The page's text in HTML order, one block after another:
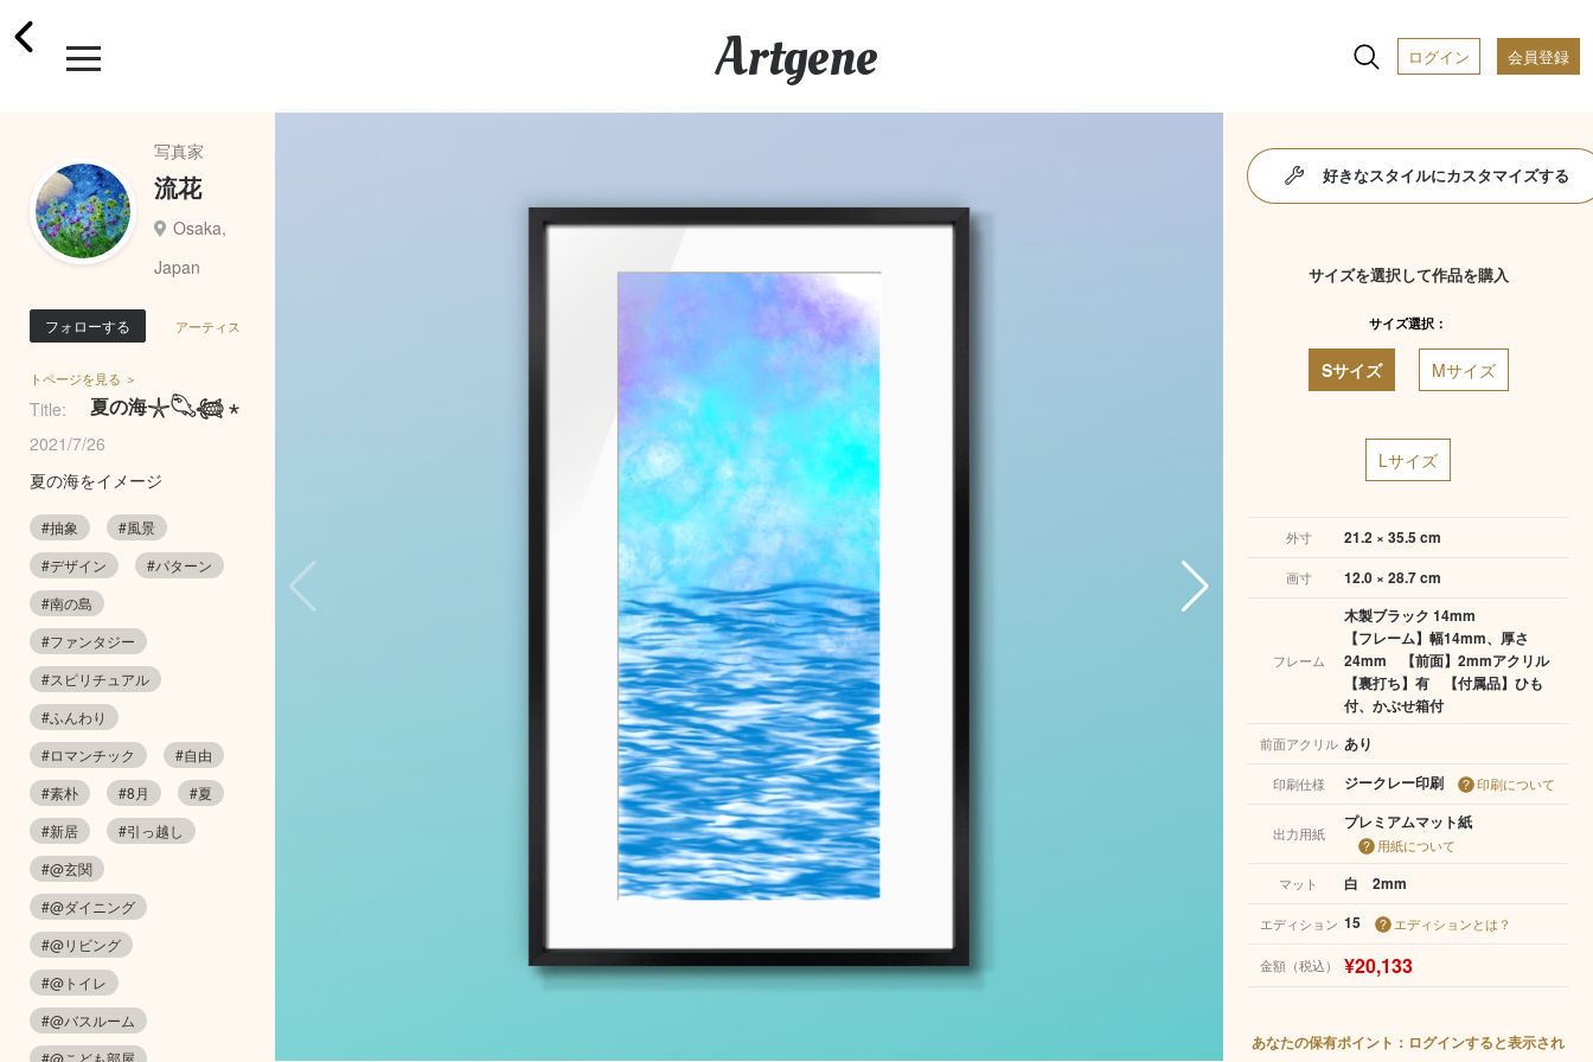
Artgene ログイン 会員登録
写真家
流花
Osaka,
Japan
フォローする アーティス
トページを見る ＞
Title: 夏の海𓇼𓆡𓆉 ⋆
2021/7/26
夏の海をイメージ
#抽象
#風景
#デザイン
#パターン
#南の島
#ファンタジー
#スピリチュアル
#ふんわり
#ロマンチック
#自由
#素朴
#8月
#夏
#新居
#引っ越し
#@玄関
#@ダイニング
#@リビング
#@トイレ
#@バスルーム
#@こども部屋
好きなスタイルにカスタマイズする
サイズを選択して作品を購入
サイズ選択：
Sサイズ Mサイズ
Lサイズ
外寸 21.2 × 35.5 cm
画寸 12.0 × 28.7 cm
フレーム
木製ブラック 14mm
【フレーム】幅14mm、厚さ
24mm 【前面】2mmアクリル
【裏打ち】有 【付属品】ひも
付、かぶせ箱付
前面アクリル あり
印刷仕様 ジークレー印刷 印刷について
出力用紙
プレミアムマット紙
用紙について
マット
白 2mm
エディション 15 エディションとは？
金額（税込） ¥20,133
あなたの保有ポイント：ログインすると表示され